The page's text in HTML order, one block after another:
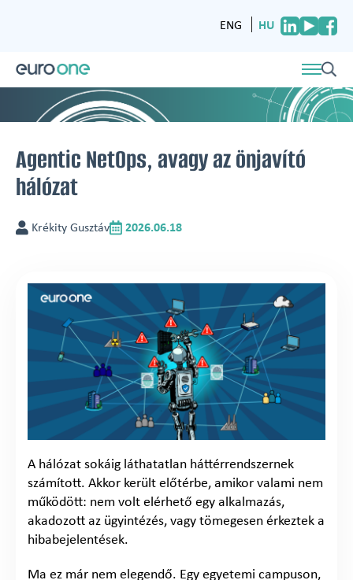
ENG HU
Agentic NetOps, avagy az önjavító
hálózat
Krékity Gusztáv 2026.06.18
A hálózat sokáig láthatatlan háttérrendszernek
számított. Akkor került előtérbe, amikor valami nem
működött: nem volt elérhető egy alkalmazás,
akadozott az ügyintézés, vagy tömegesen érkeztek a
hibabejelentések.
Ma ez már nem elegendő. Egy egyetemi campuson,